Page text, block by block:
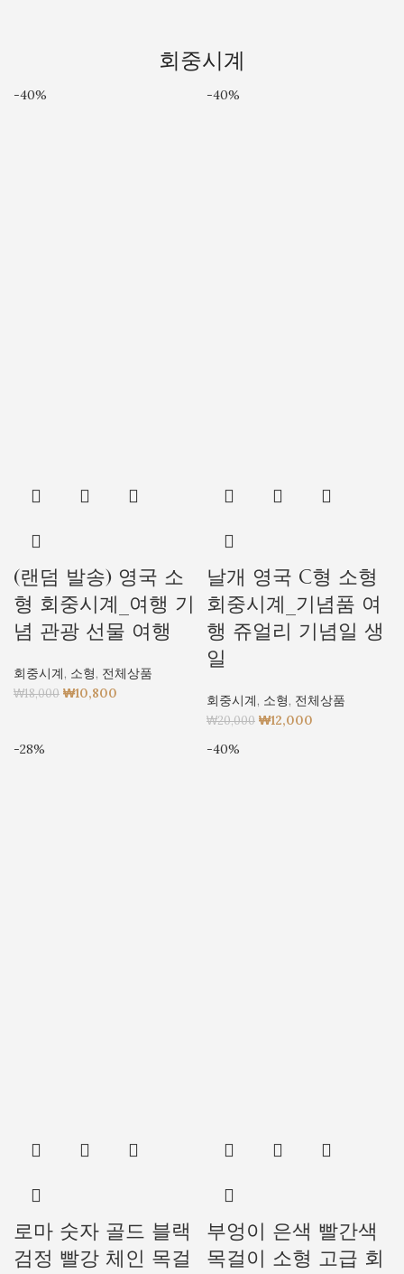
회중시계
-40%
(랜덤 발송) 영국 소
형 회중시계_여행 기
념 관광 선물 여행
회중시계, 소형, 전체상품
₩18,000 ₩10,800
-40%
날개 영국 C형 소형
회중시계_기념품 여
행 쥬얼리 기념일 생
일
회중시계, 소형, 전체상품
₩20,000 ₩12,000
-28%
로마 숫자 골드 블랙
검정 빨강 체인 목걸
-40%
부엉이 은색 빨간색
목걸이 소형 고급 회